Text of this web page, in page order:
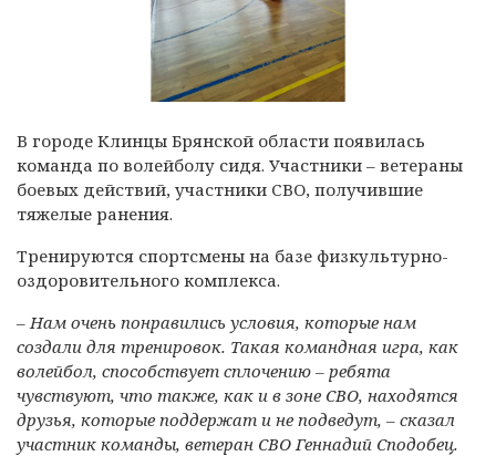
В городе Клинцы Брянской области появилась
команда по волейболу сидя. Участники – ветераны
боевых действий, участники СВО, получившие
тяжелые ранения.
Тренируются спортсмены на базе физкультурно-
оздоровительного комплекса.
– Нам очень понравились условия, которые нам
создали для тренировок. Такая командная игра, как
волейбол, способствует сплочению – ребята
чувствуют, что также, как и в зоне СВО, находятся
друзья, которые поддержат и не подведут, – сказал
участник команды, ветеран СВО Геннадий Сподобец.